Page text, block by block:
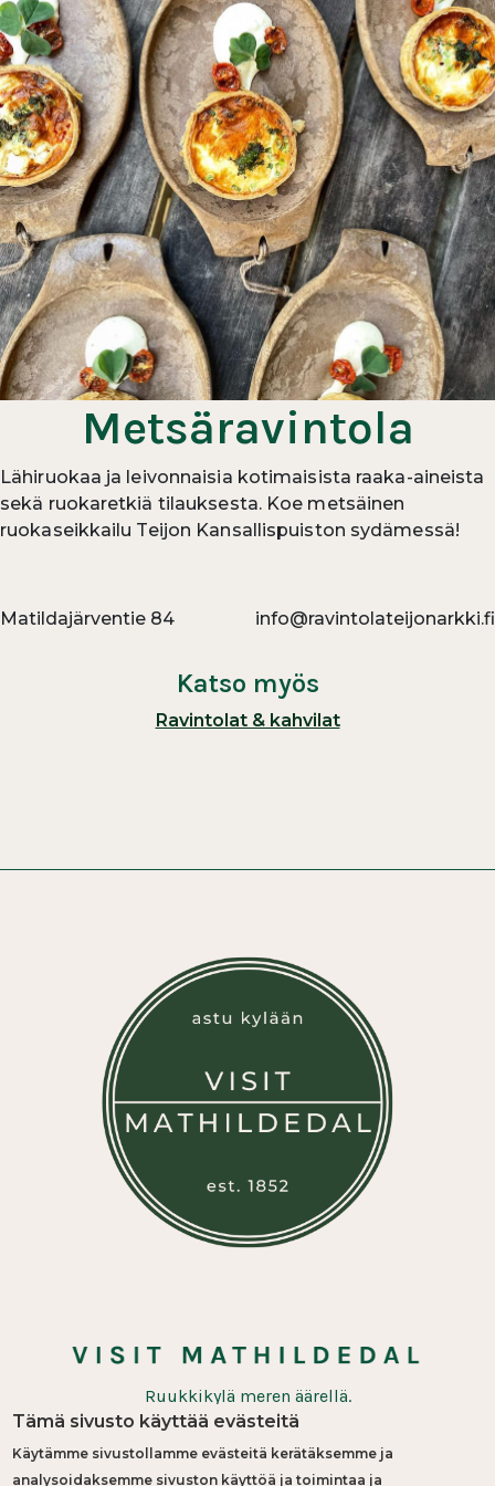
Metsäravintola
Lähiruokaa ja leivonnaisia kotimaisista raaka-aineista
sekä ruokaretkiä tilauksesta. Koe metsäinen
ruokaseikkailu Teijon Kansallispuiston sydämessä!
Matildajärventie 84 info@ravintolateijonarkki.fi
Katso myös
Ravintolat & kahvilat
Ruukkikylä meren äärellä.
FB|IG
Tämä sivusto käyttää evästeitä
Käytämme sivustollamme evästeitä kerätäksemme ja
analysoidaksemme sivuston käyttöä ja toimintaa ja